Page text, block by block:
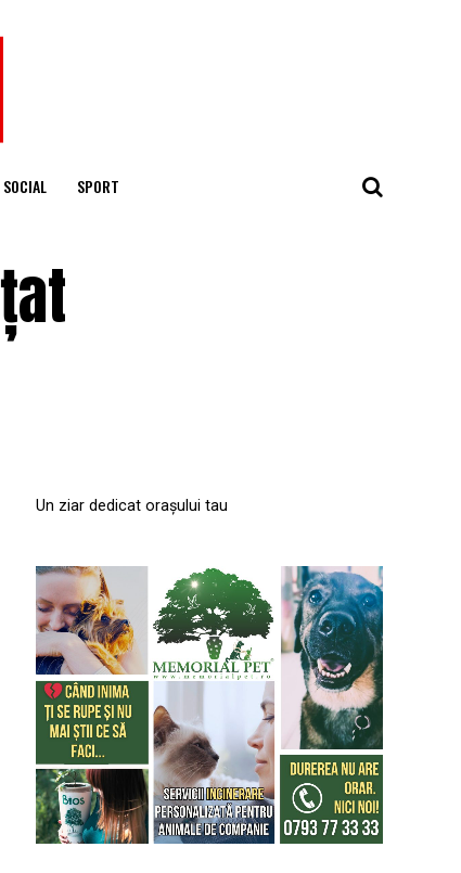
SOCIAL SPORT
Un ziar dedicat orașului tau